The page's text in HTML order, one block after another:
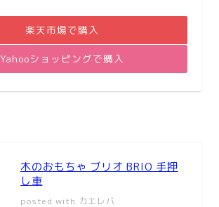
楽天市場で購入
Yahooショッピングで購入
木のおもちゃ ブリオ BRIO 手押
し車
posted with カエレバ